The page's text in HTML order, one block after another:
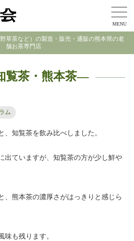
MENU
草茶など）の製造・販売・通販の熊本県の老
舗お茶専門店
茶・熊本茶―
ム
、知覧茶を飲み比べしました。
出ていますが、知覧茶の方が少し鮮や
、熊本茶の濃厚さがはっきりと感じら
味も残ります。